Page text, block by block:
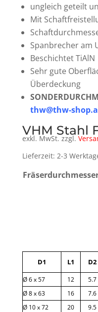
ungleich geteilt
Mit
Spanbrecher am
Beschichtet TiAlN
Sehr gute
Überdeckung
thw@thw-
VHM Stahl
exkl. MwSt. zzgl.
Lieferzeit: 2-3
r
n
a
D1 L1 D2
Ø 6 x 57 12 5.7
Ø 8 x 63
16 7.6
Ø 10 x 72
20 9.5